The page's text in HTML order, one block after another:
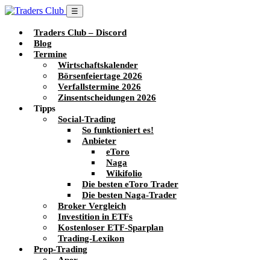
☰
Traders Club – Discord
Blog
Termine
Wirtschaftskalender
Börsenfeiertage 2026
Verfallstermine 2026
Zinsentscheidungen 2026
Tipps
Social-Trading
So funktioniert es!
Anbieter
eToro
Naga
Wikifolio
Die besten eToro Trader
Die besten Naga-Trader
Broker Vergleich
Investition in ETFs
Kostenloser ETF-Sparplan
Trading-Lexikon
Prop-Trading